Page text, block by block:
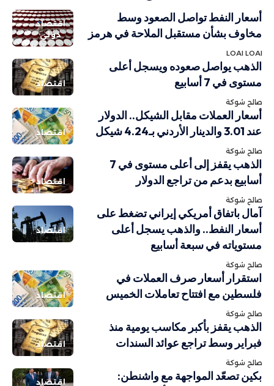
اقتصاد
دولي
أسعار النفط تواصل الصعود وسط
مخاوف بشأن مستقبل الملاحة في هرمز
LOAI LOAI
اقتصاد
الذهب يواصل صعوده ويسجل أعلى
مستوى في 7 أسابيع
صالح شوكة
اقتصاد
أسعار العملات مقابل الشيكل.. الدولار
عند 3.01 والدينار الأردني بـ4.24 شيكل
صالح شوكة
اقتصاد
الذهب يقفز إلى أعلى مستوى في 7
أسابيع بدعم من تراجع الدولار
صالح شوكة
اقتصاد
آمال باتفاق أمريكي إيراني تضغط على
أسعار النفط.. والذهب يسجل أعلى
مستوياته في سبعة أسابيع
صالح شوكة
اقتصاد
استقرار أسعار صرف العملات في
فلسطين مع افتتاح تعاملات الخميس
صالح شوكة
اقتصاد
الذهب يقفز بأكبر مكاسب يومية منذ
فبراير وسط تراجع عوائد السندات
صالح شوكة
اقتصاد
بكين تصعّد المواجهة مع واشنطن: